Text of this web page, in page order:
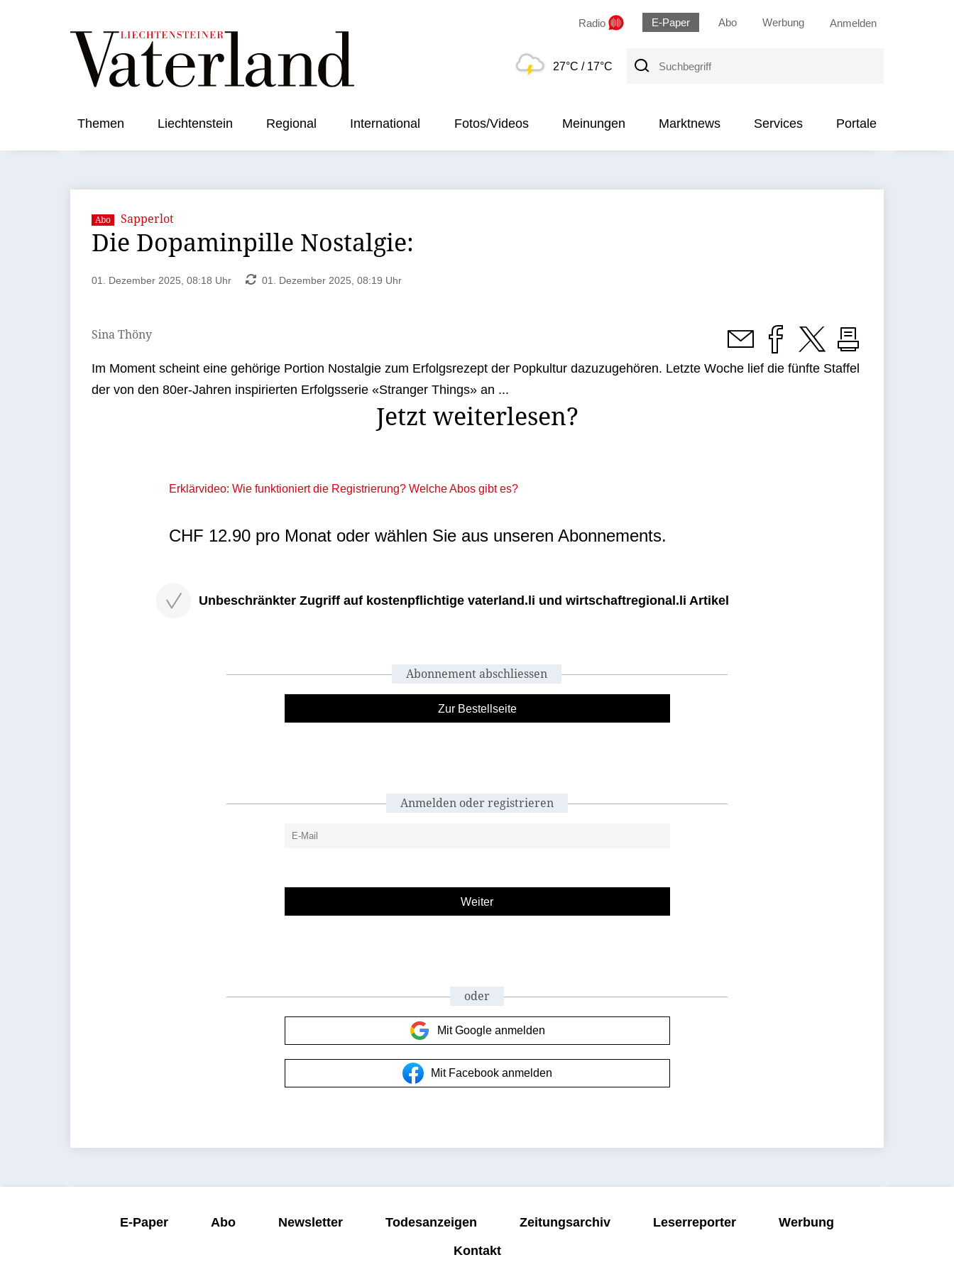
Radio E-Paper Abo Werbung Anmelden
27°C / 17°C
Suchbegriff
Themen Liechtenstein Regional International Fotos/Videos Meinungen Marktnews Services Portale
Abo Sapperlot
Die Dopaminpille Nostalgie:
01. Dezember 2025, 08:18 Uhr 01. Dezember 2025, 08:19 Uhr
Sina Thöny
Im Moment scheint eine gehörige Portion Nostalgie zum Erfolgsrezept der Popkultur dazuzugehören. Letzte Woche lief die fünfte Staffel
der von den 80er-Jahren inspirierten Erfolgsserie «Stranger Things» an ...
Jetzt weiterlesen?
Erklärvideo: Wie funktioniert die Registrierung? Welche Abos gibt es?
CHF 12.90 pro Monat oder wählen Sie aus unseren Abonnements.
Unbeschränkter Zugriff auf kostenpflichtige vaterland.li und wirtschaftregional.li Artikel
Abonnement abschliessen
Zur Bestellseite
Anmelden oder registrieren
oder
Mit Google anmelden
Mit Facebook anmelden
E-Paper Abo Newsletter Todesanzeigen Zeitungsarchiv Leserreporter
Werbung
Kontakt